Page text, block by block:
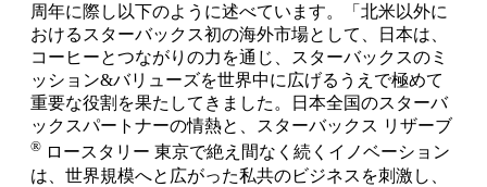
周年に際し以下のように述べています。「北米以外に
おけるスターバックス初の海外市場として、日本は、
コーヒーとつながりの力を通じ、スターバックスのミ
ッション&バリューズを世界中に広げるうえで極めて
重要な役割を果たしてきました。日本全国のスターバ
ックスパートナーの情熱と、スターバックス リザーブ
® ロースタリー 東京で絶え間なく続くイノベーション
は、世界規模へと広がった私共のビジネスを刺激し、